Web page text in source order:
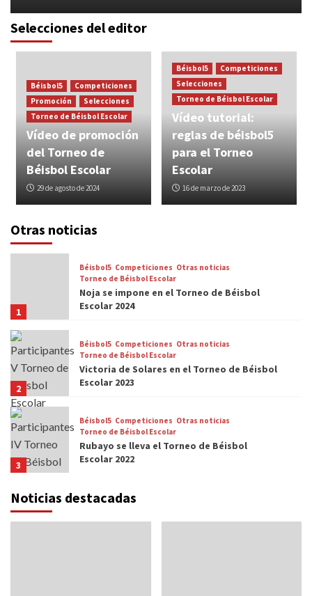
Selecciones del editor
Béisbol5
Competiciones
Promoción
Selecciones
Torneo de Béisbol Escolar
Vídeo de promoción
del Torneo de
Béisbol Escolar
29 de agosto de 2024
Béisbol5
Competiciones
Selecciones
Torneo de Béisbol Escolar
Vídeo tutorial:
reglas de béisbol5
para el Torneo
Escolar
16 de marzo de 2023
Otras noticias
1
Béisbol5 Competiciones Otras noticias
Torneo de Béisbol Escolar
Noja se impone en el Torneo de Béisbol
Escolar 2024
2
Béisbol5 Competiciones Otras noticias
Torneo de Béisbol Escolar
Victoria de Solares en el Torneo de Béisbol
Escolar 2023
3
Béisbol5 Competiciones Otras noticias
Torneo de Béisbol Escolar
Rubayo se lleva el Torneo de Béisbol
Escolar 2022
Noticias destacadas